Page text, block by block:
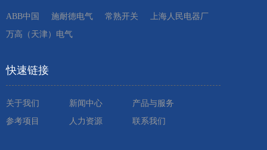
ABB中国 施耐德电气 常熟开关
上海人民电器厂
万高（天津）电气
快速链接
关于我们 新闻中心
产品与服务
参考项目
人力资源 联系我们